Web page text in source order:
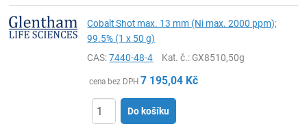
Cobalt Shot max. 13 mm (Ni max. 2000 ppm);
99.5% (1 x 50 g)
CAS:7440-48-4 Kat. č.: GX8510,50g
cena bez DPH 7 195,04 Kč
Do košíku